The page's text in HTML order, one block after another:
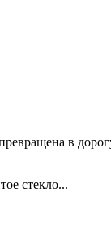
в
стекло...